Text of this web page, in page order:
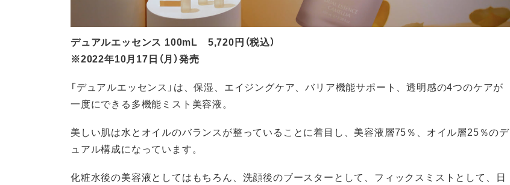
デュアルエッセンス 100mL 5,720円（税込）
※2022年10月17日（月）発売
「デュアルエッセンス」は、保湿、エイジングケア、バリア機能サポート、透明感の4つのケアが
一度にできる多機能ミスト美容液。
美しい肌は水とオイルのバランスが整っていることに着目し、美容液層75％、オイル層25％のデ
ュアル構成になっています。
化粧水後の美容液としてはもちろん、洗顔後のブースターとして、フィックスミストとして、日